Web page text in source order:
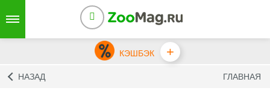
КЭШБЭК +
НАЗАД ГЛАВНАЯ